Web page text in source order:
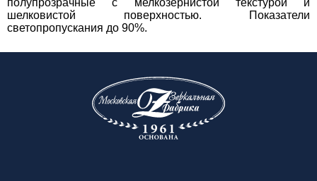
полупрозрачные с мелкозернистой текстурой и
шелковистой поверхностью. Показатели
светопропускания до 90%.